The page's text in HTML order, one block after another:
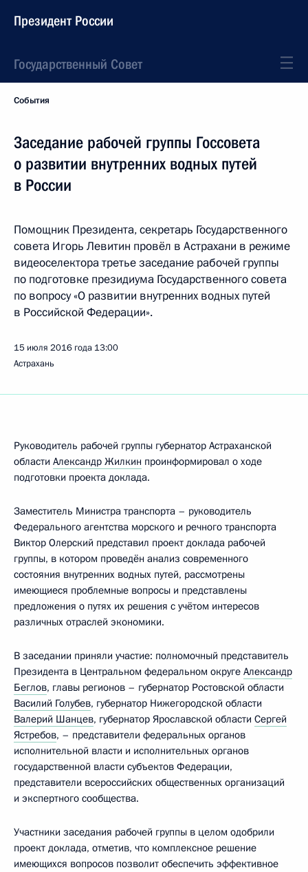
Президент России
Государственный Совет
События
Заседание рабочей группы Госсовета
о развитии внутренних водных путей
в России
Помощник Президента, секретарь Государственного
совета Игорь Левитин провёл в Астрахани в режиме
видеоселектора третье заседание рабочей группы
по подготовке президиума Государственного совета
по вопросу «О развитии внутренних водных путей
в Российской Федерации».
15 июля 2016 года 13:00
Астрахань
Руководитель рабочей группы губернатор Астраханской
области Александр Жилкин проинформировал о ходе
подготовки проекта доклада.
Заместитель Министра транспорта – руководитель
Федерального агентства морского и речного транспорта
Виктор Олерский представил проект доклада рабочей
группы, в котором проведён анализ современного
состояния внутренних водных путей, рассмотрены
имеющиеся проблемные вопросы и представлены
предложения о путях их решения с учётом интересов
различных отраслей экономики.
В заседании приняли участие: полномочный представитель
Президента в Центральном федеральном округе Александр
Беглов, главы регионов – губернатор Ростовской области
Василий Голубев, губернатор Нижегородской области
Валерий Шанцев, губернатор Ярославской области Сергей
Ястребов, – представители федеральных органов
исполнительной власти и исполнительных органов
государственной власти субъектов Федерации,
представители всероссийских общественных организаций
и экспертного сообщества.
Участники заседания рабочей группы в целом одобрили
проект доклада, отметив, что комплексное решение
имеющихся вопросов позволит обеспечить эффективное